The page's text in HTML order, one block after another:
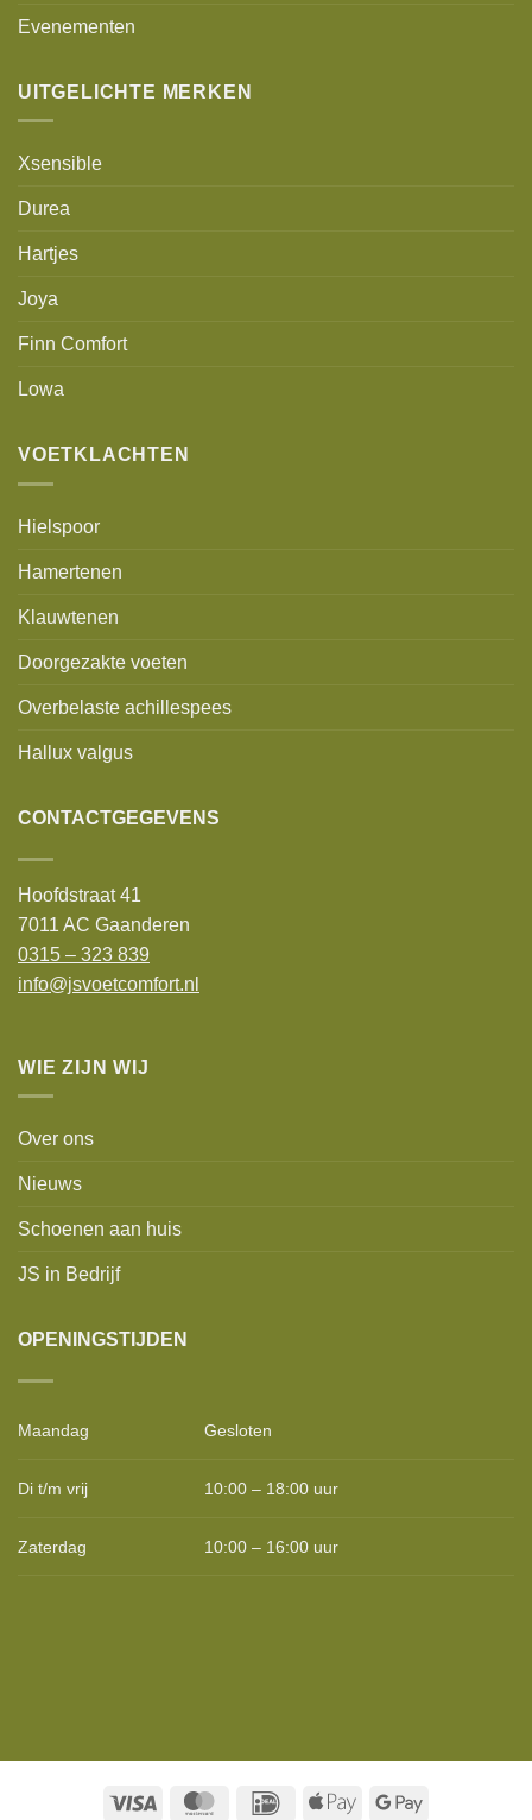
Evenementen
UITGELICHTE MERKEN
Xsensible
Durea
Hartjes
Joya
Finn Comfort
Lowa
VOETKLACHTEN
Hielspoor
Hamertenen
Klauwtenen
Doorgezakte voeten
Overbelaste achillespees
Hallux valgus
CONTACTGEGEVENS
Hoofdstraat 41
7011 AC Gaanderen
0315 – 323 839
info@jsvoetcomfort.nl
WIE ZIJN WIJ
Over ons
Nieuws
Schoenen aan huis
JS in Bedrijf
OPENINGSTIJDEN
Maandag Gesloten
Di t/m vrij 10:00 – 18:00 uur
Zaterdag 10:00 – 16:00 uur
Visa MasterCardIDeal
Apple
Google